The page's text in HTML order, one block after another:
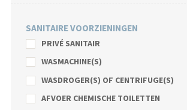
SANITAIRE VOORZIENINGEN
PRIVÉ SANITAIR
WASMACHINE(S)
WASDROGER(S) OF CENTRIFUGE(S)
AFVOER CHEMISCHE TOILETTEN